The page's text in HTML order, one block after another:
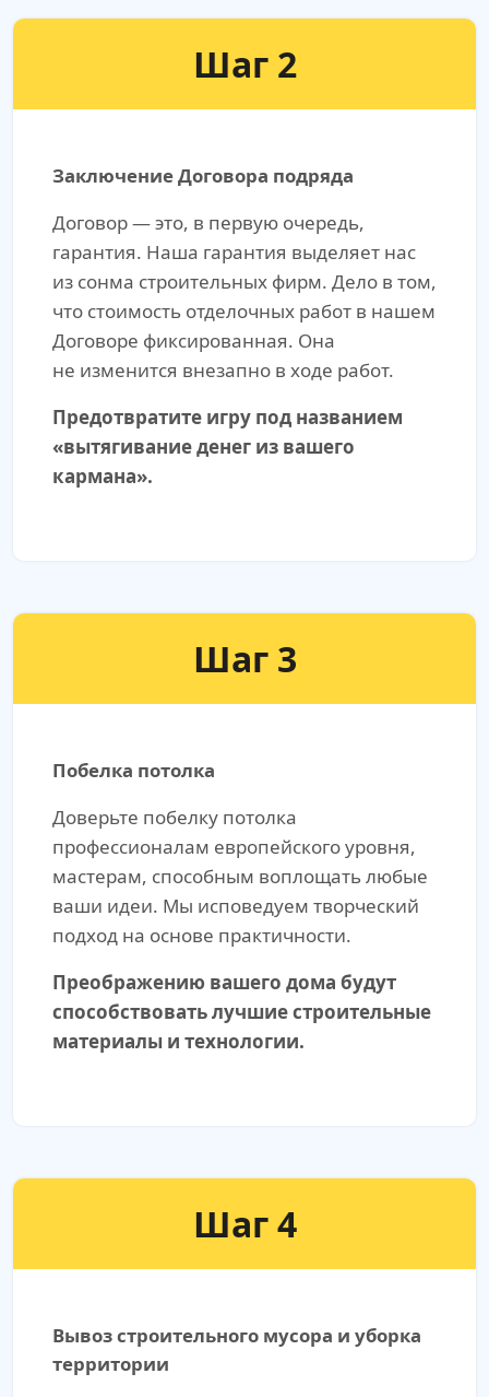
Шаг 2
Заключение Договора подряда
Договор — это, в первую очередь,
гарантия. Наша гарантия выделяет нас
из сонма строительных фирм. Дело в том,
что стоимость отделочных работ в нашем
Договоре фиксированная. Она
не изменится внезапно в ходе работ.
Предотвратите игру под названием
«вытягивание денег из вашего
кармана».
Шаг 3
Побелка потолка
Доверьте побелку потолка
профессионалам европейского уровня,
мастерам, способным воплощать любые
ваши идеи. Мы исповедуем творческий
подход на основе практичности.
Преображению вашего дома будут
способствовать лучшие строительные
материалы и технологии.
Шаг 4
Вывоз строительного мусора и уборка
территории